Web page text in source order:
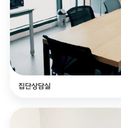
집단상담실